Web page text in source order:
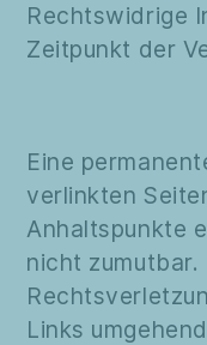
Rechtswidrige
Zeitpunkt der
Eine
verlinkten
Anhaltspunkte
nicht
Links